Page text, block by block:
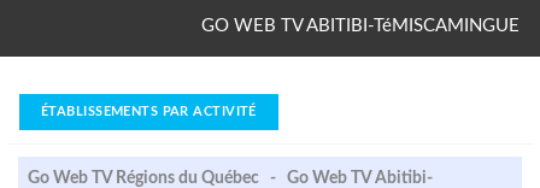
GO WEB TV ABITIBI-TéMISCAMINGUE
ÉTABLISSEMENTS PAR ACTIVITÉ
Go Web TV Régions du Québec - Go Web TV Abitibi-